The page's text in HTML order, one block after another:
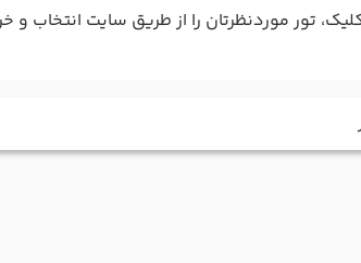
تور موردنظرتان را از طریق سایت انتخاب